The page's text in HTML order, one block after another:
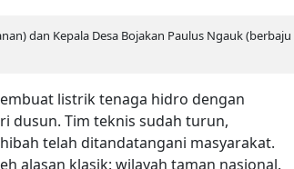
dan Kepala Desa Bojakan Paulus Ngauk (berbaju
listrik tenaga hidro dengan
dusun. Tim teknis sudah turun,
telah ditandatangani masyarakat.
alasan klasik: wilayah taman nasional.